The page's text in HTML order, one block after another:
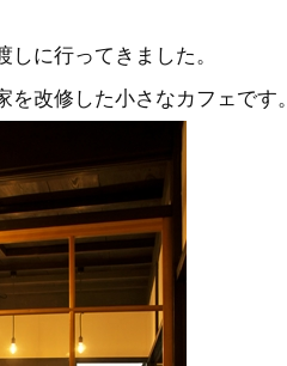
に行ってきました。
を改修した小さなカフェです